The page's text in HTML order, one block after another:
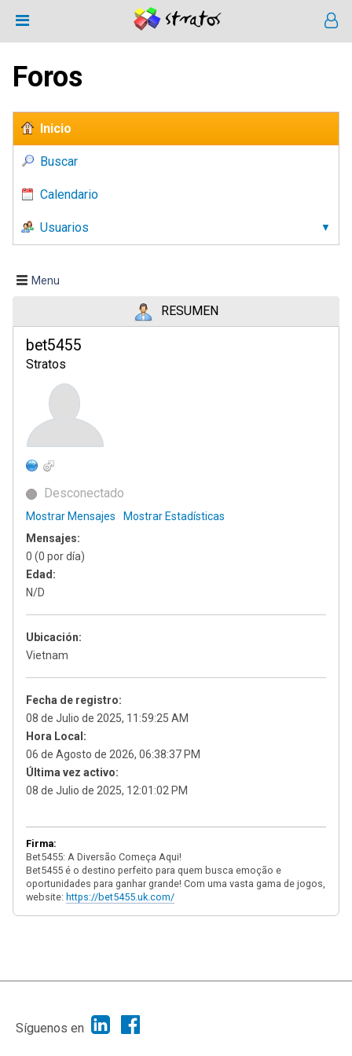
Foros
Inicio
Buscar
Calendario
Usuarios
Menu
RESUMEN
bet5455
Stratos
Desconectado
Mostrar Mensajes
Mostrar Estadísticas
Mensajes:
0 (0 por día)
Edad:
N/D
Ubicación:
Vietnam
Fecha de registro:
08 de Julio de 2025, 11:59:25 AM
Hora Local:
06 de Agosto de 2026, 06:38:37 PM
Última vez activo:
08 de Julio de 2025, 12:01:02 PM
Firma:
Bet5455: A Diversão Começa Aqui!
Bet5455 é o destino perfeito para quem busca emoção e
oportunidades para ganhar grande! Com uma vasta gama de jogos,
website: https://bet5455.uk.com/
|
Síguenos en